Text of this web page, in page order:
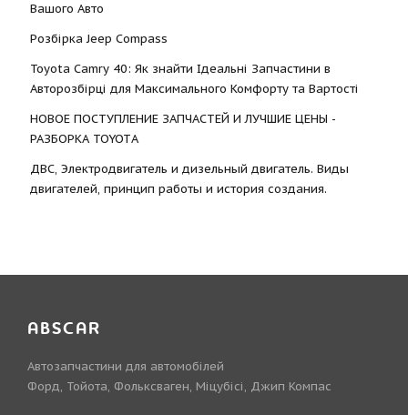
Вашого Авто
Розбірка Jeep Compass
Toyota Camry 40: Як знайти Ідеальні Запчастини в
Авторозбірці для Максимального Комфорту та Вартості
НОВОЕ ПОСТУПЛЕНИЕ ЗАПЧАСТЕЙ И ЛУЧШИЕ ЦЕНЫ -
РАЗБОРКА TOYOTА
ДВС, Электродвигатель и дизельный двигатель. Виды
двигателей, принцип работы и история создания.
ABSCAR
Автозапчастини для автомобілей
Форд, Тойота, Фольксваген, Міцубісі, Джип Компас